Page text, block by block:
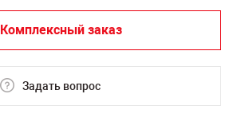
Комплексный заказ
Задать вопрос